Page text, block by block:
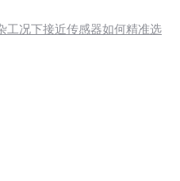
工况下接近传感器如何精准选